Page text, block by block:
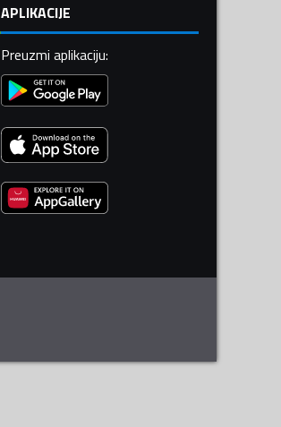
APLIKACIJE
Preuzmi aplikaciju: